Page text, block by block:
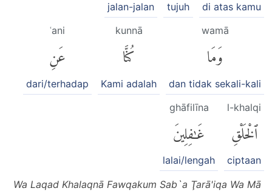
di atas kamu
tujuh
jalan-jalan
wamā
وَمَا
dan tidak sekali-kali
kunnā
كُنَّا
Kami adalah
ʿani
عَنِ
dari/terhadap
l-khalqi
ٱلْخَلْقِ
ciptaan
ghāfilīna
غَٰفِلِينَ
lalai/lengah
Wa Laqad Khalaqnā Fawqakum Sab`a Ţarā'iqa Wa Mā